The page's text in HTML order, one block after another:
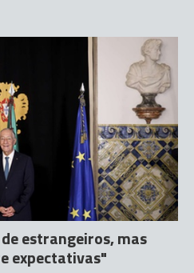
estrangeiros, mas
expectativas"